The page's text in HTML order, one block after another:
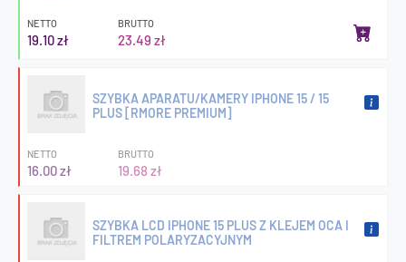
NETTO
19.10 zł
BRUTTO
23.49 zł
SZYBKA APARATU/KAMERY IPHONE 15 / 15
PLUS [RMORE PREMIUM]
NETTO
16.00 zł
BRUTTO
19.68 zł
SZYBKA LCD IPHONE 15 PLUS Z KLEJEM OCA I
FILTREM POLARYZACYJNYM